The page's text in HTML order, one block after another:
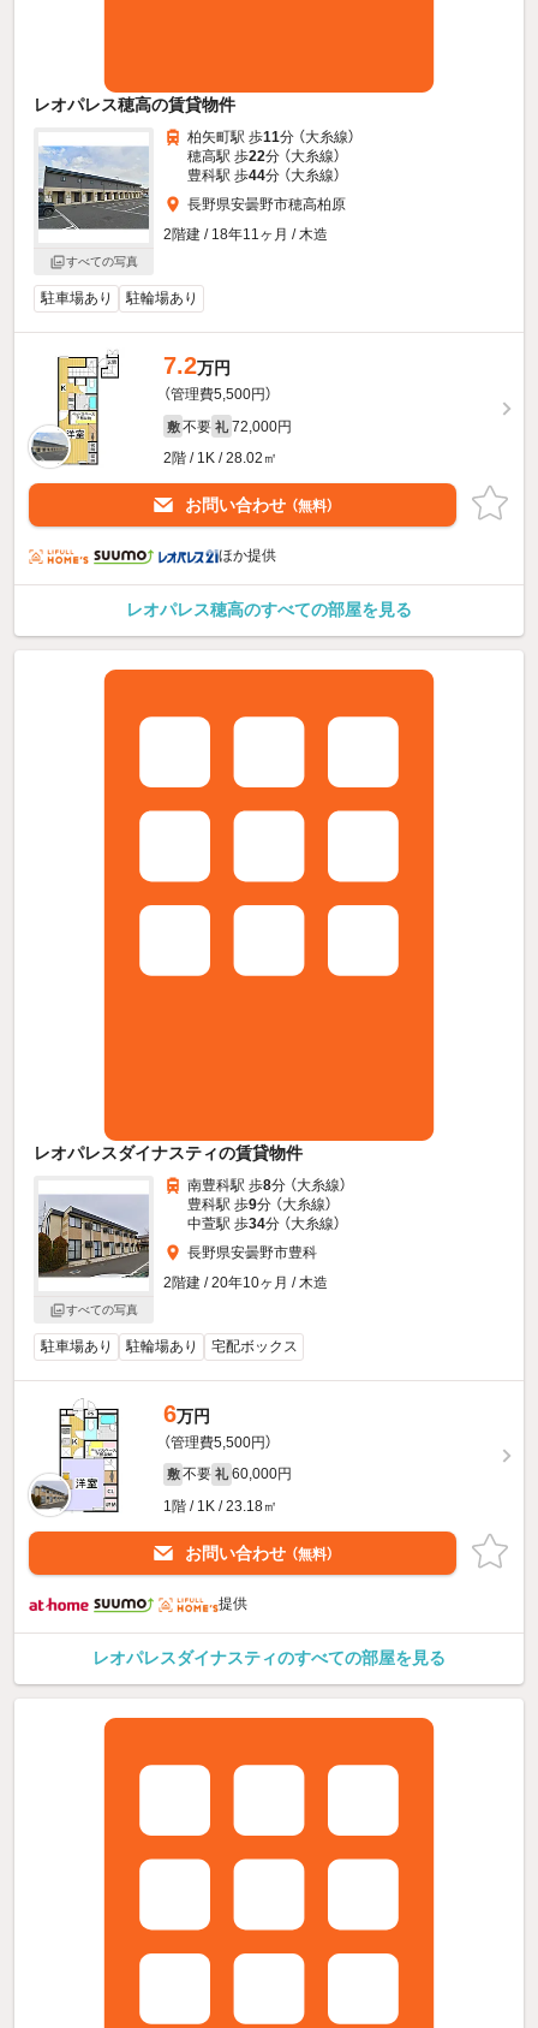
レオパレス穂高の賃貸物件
すべての写真
柏矢町駅 歩11分 （大糸線）
穂高駅 歩22分 （大糸線）
豊科駅 歩44分 （大糸線）
長野県安曇野市穂高柏原
2階建 / 18年11ヶ月 / 木造
駐車場あり 駐輪場あり
7.2万円
（管理費5,500円）
敷 不要 礼 72,000円
2階 / 1K / 28.02㎡
お問い合わせ （無料）
ほか提供
レオパレス穂高のすべての部屋を見る
レオパレスダイナスティの賃貸物件
すべての写真
南豊科駅 歩8分 （大糸線）
豊科駅 歩9分 （大糸線）
中萱駅 歩34分 （大糸線）
長野県安曇野市豊科
2階建 / 20年10ヶ月 / 木造
駐車場あり 駐輪場あり 宅配ボックス
6万円
（管理費5,500円）
敷 不要 礼 60,000円
1階 / 1K / 23.18㎡
お問い合わせ （無料）
提供
レオパレスダイナスティのすべての部屋を見る